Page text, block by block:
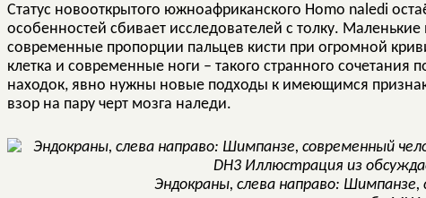
Статус новооткрытого южноафриканского Homo naledi
особенностей сбивает исследователей с толку.
современные пропорции пальцев кисти при огромной
клетка и современные ноги – такого странного
находок, явно нужны новые подходы к имеющимся
взор на пару черт мозга наледи.
Эндокраны, слева направо: Шимпанзе,